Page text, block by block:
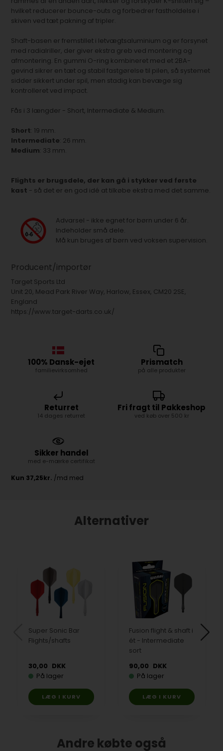
hvilket reducerer bounce-outs og forbedrer fastholdelse i
skiven ved tæt pakning af tripler.
Shaft-basen er fremstillet i letvægtsaluminium og er forsynet
med radialriller, der giver ekstra greb ved montering og
afmontering. En gummi O-ring kombineret med et 2BA-
gevind sikrer en tæt og stabil fastgørelse til pilen, så systemet
sidder sikkert under spil, men stadig kan bevæge sig
kontrolleret ved impact.
Fås i 3 længder - Short, Intermediate & Medium.
Short: 19 mm.
Intermediate: 26 mm.
Medium: 33 mm.
Flights er brugsdele, der kan gå i stykker ved første
kast - så det er en god idé at tilkøbe ekstra med det samme.
Advarsel - ikke egnet for børn under 6 år.
Indeholder små dele.
Må kun bruges af børn ved voksen supervision.
Producent/importør
Target Sports Ltd
Unit 20, Mead Park River Way, Harlow, Essex, CM20 2SE,
England
https://www.target-darts.co.uk/
100% Dansk-ejet
familievirksomhed
Prismatch
på alle produkter
Returret
14 dages returret
Fri fragt til Pakkeshop
ved køb over 500 kr
Sikker handel
med e-mærke certifikat
Alternativer
Super Sonic Bar
Flights/shafts
30,00 DKK
På lager
Fusion flight & shaft i
ét - Intermediate
sort
90,00 DKK
På lager
Andre købte også